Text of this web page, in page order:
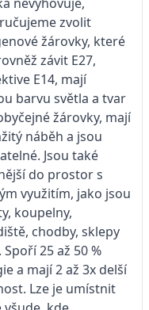
zvolit
žárovky, které
závit E27,
E14, mají
barvu světla a tvar
žárovky, mají
náběh a jsou
Jsou také
do prostor s
využitím, jako jsou
koupelny,
chodby, sklepy
25 až 50 %
a mají 2 až 3x delší
Lze je umístnit